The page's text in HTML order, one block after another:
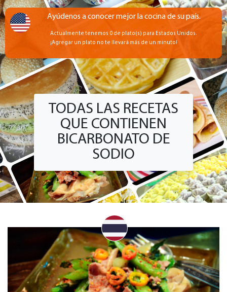
TODAS LAS RECETAS
QUE CONTIENEN
BICARBONATO DE
SODIO
Ayúdenos a conocer mejor la cocina de su país.
Actualmente tenemos 0 de plato(s) para Estados Unidos.
¡Agregar un plato no te llevará más de un minuto!